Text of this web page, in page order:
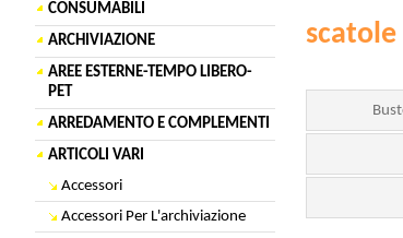
CONSUMABILI
ARCHIVIAZIONE
AREE ESTERNE-TEMPO LIBERO-
PET
ARREDAMENTO E COMPLEMENTI
ARTICOLI VARI
Accessori
Accessori Per L'archiviazione
scatole